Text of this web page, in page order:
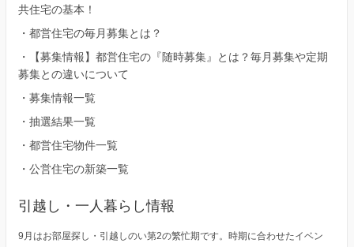
共住宅の基本！
・ 都営住宅の毎月募集とは？
・
【募集情報】都営住宅の『随時募集』とは？毎月募集や定期
募集との違いについて
・ 募集情報一覧
・ 抽選結果一覧
・ 都営住宅物件一覧
・ 公営住宅の新築一覧
引越し・一人暮らし情報
9月はお部屋探し・引越しのい第2の繁忙期です。時期に合わせたイベン